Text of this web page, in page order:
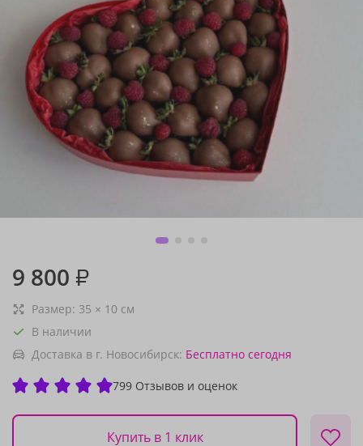
9 800 ₽
Размер: 35 × 10 см
В наличии
Доставка в г. Новосибирск: Бесплатно сегодня
799 Отзывов и оценок
Купить в 1 клик